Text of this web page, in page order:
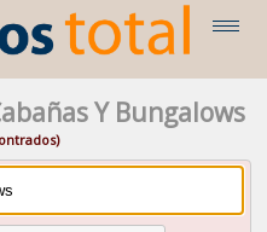
Y Bungalows